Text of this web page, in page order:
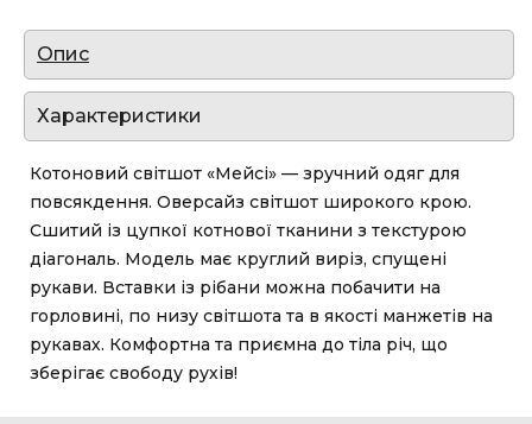
Опис
Характеристики
Котоновий світшот «Мейсі» — зручний одяг для
повсякдення. Оверсайз світшот широкого крою.
Сшитий із цупкої котнової тканини з текстурою
діагональ. Модель має круглий виріз, спущені
рукави. Вставки із рібани можна побачити на
горловині, по низу світшота та в якості манжетів на
рукавах. Комфортна та приємна до тіла річ, що
зберігає свободу рухів!